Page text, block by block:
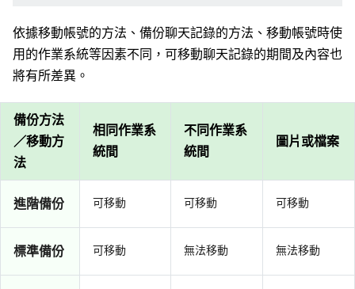
依據移動帳號的方法、備份聊天記錄的方法、移動帳號時使
用的作業系統等因素不同，可移動聊天記錄的期間及內容也
將有所差異。
備份方法
／移動方
法
相同作業系
統間
不同作業系
統間
圖片或檔案
進階備份 可移動 可移動 可移動
標準備份 可移動 無法移動 無法移動